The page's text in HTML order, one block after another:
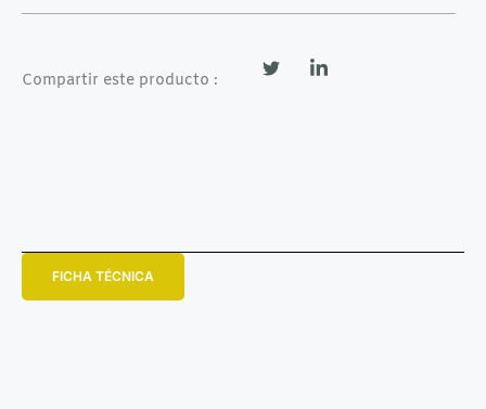
Compartir este producto :
FICHA TÉCNICA